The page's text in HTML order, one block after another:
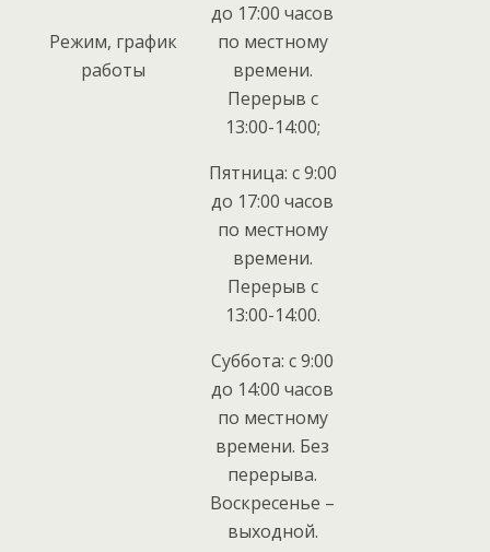
Режим, график
работы
до 17:00 часов
по местному
времени.
Перерыв с
13:00-14:00;
Пятница: с 9:00
до 17:00 часов
по местному
времени.
Перерыв с
13:00-14:00.
Суббота: с 9:00
до 14:00 часов
по местному
времени. Без
перерыва.
Воскресенье –
выходной.